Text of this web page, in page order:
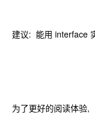
建议: 能用 interface
为了更好的阅读体验,